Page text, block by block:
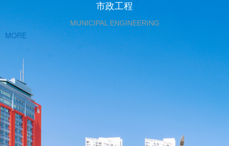
市政工程
MUNICIPAL ENGINEERING
MORE